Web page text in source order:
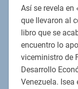
Así se revela en
que llevaron al
libro que se
encuentro lo
viceministro de
Desarrollo
Venezuela.